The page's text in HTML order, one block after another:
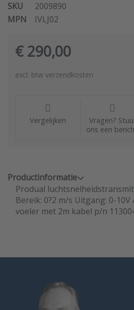
SKU
2009890
MPN
IVLJ02
€ 290,00
excl. btw verzendkosten
Vergelijken
Vragen?
ons een
Productinformatie
Produal
Bereik: 0?2 m/s Uitgang: 0-
voeler met 2m kabel p/n